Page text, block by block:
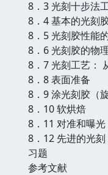
8．3 光刻十步法
8．4 基本的光刻
8．5 光刻胶性能
8．6 光刻胶的物
8．7 光刻工艺：
8．8 表面准备
8．9 涂光刻胶（
8．10 软烘焙
8．11 对准和曝光
8．12 先进的光刻
习题
参考文献